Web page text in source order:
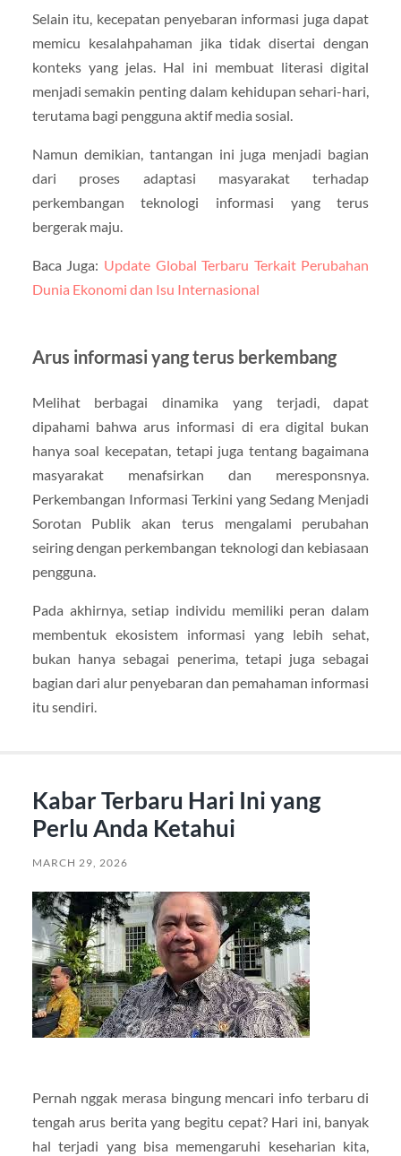
Selain itu, kecepatan penyebaran informasi juga dapat
memicu kesalahpahaman jika tidak disertai dengan
konteks yang jelas. Hal ini membuat literasi digital
menjadi semakin penting dalam kehidupan sehari-hari,
terutama bagi pengguna aktif media sosial.
Namun demikian, tantangan ini juga menjadi bagian
dari proses adaptasi masyarakat terhadap
perkembangan teknologi informasi yang terus
bergerak maju.
Baca Juga: Update Global Terbaru Terkait Perubahan
Dunia Ekonomi dan Isu Internasional
Arus informasi yang terus berkembang
Melihat berbagai dinamika yang terjadi, dapat
dipahami bahwa arus informasi di era digital bukan
hanya soal kecepatan, tetapi juga tentang bagaimana
masyarakat menafsirkan dan meresponsnya.
Perkembangan Informasi Terkini yang Sedang Menjadi
Sorotan Publik akan terus mengalami perubahan
seiring dengan perkembangan teknologi dan kebiasaan
pengguna.
Pada akhirnya, setiap individu memiliki peran dalam
membentuk ekosistem informasi yang lebih sehat,
bukan hanya sebagai penerima, tetapi juga sebagai
bagian dari alur penyebaran dan pemahaman informasi
itu sendiri.
Kabar Terbaru Hari Ini yang
Perlu Anda Ketahui
MARCH 29, 2026
Pernah nggak merasa bingung mencari info terbaru di
tengah arus berita yang begitu cepat? Hari ini, banyak
hal terjadi yang bisa memengaruhi keseharian kita,